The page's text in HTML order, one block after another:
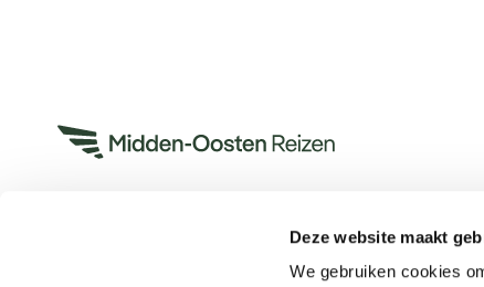
Deze website maakt
We gebruiken cookies